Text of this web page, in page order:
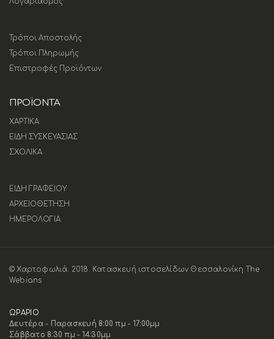
Τρόποι Αποστολής
Τρόποι Πληρωμής
Επιστροφές Προϊόντων
ΠΡΟΪΟΝΤΑ
ΧΑΡΤΙΚΑ
ΕΙΔΗ ΣΥΣΚΕΥΑΣΙΑΣ
ΣΧΟΛΙΚΑ
ΕΙΔΗ ΓΡΑΦΕΙΟΥ
ΑΡΧΕΙΟΘΕΤΗΣΗ
ΗΜΕΡΟΛΟΓΙΑ
© Χαρτοφωλιά. 2018. Κατασκευή ιστοσελίδων Θεσσαλονίκη The
Webians
ΩΡΑΡΙΟ
Δευτέρα - Παρασκευή 8:00 πμ - 17:00μμ
Σάββατο 8:30 πμ - 14:30μμ